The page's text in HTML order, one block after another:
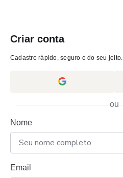
Criar conta
Cadastro rápido, seguro e do seu jeito.
ou
Nome
Email